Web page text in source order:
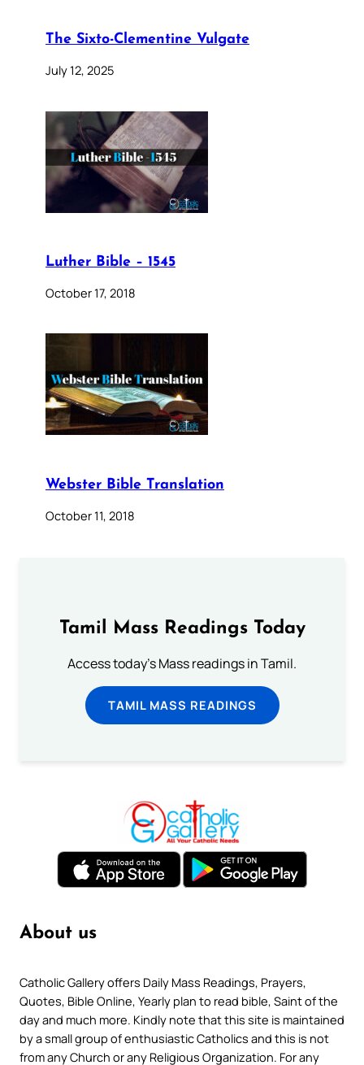
The Sixto-Clementine Vulgate
July 12, 2025
Luther Bible – 1545
October 17, 2018
Webster Bible Translation
October 11, 2018
Tamil Mass Readings Today
Access today's Mass readings in Tamil.
TAMIL MASS READINGS
About us
Catholic Gallery offers Daily Mass Readings, Prayers,
Quotes, Bible Online, Yearly plan to read bible, Saint of the
day and much more. Kindly note that this site is maintained
by a small group of enthusiastic Catholics and this is not
from any Church or any Religious Organization. For any